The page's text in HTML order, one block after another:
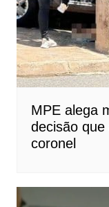
MPE alega
decisão
coronel